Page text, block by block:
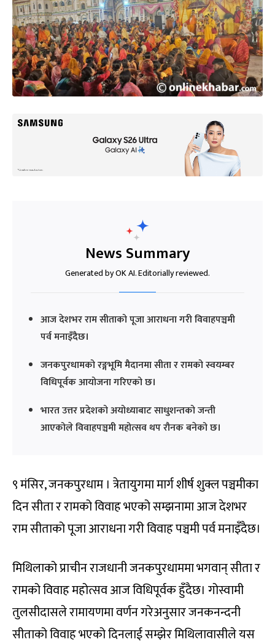
News Summary
Generated by OK AI. Editorially reviewed.
आज देशभर राम सीताको पूजा आराधना गरी विवाहपञ्चमी
पर्व मनाइँदैछ।
जनकपुरधामको रङ्गभूमि मैदानमा सीता र रामको स्वयम्बर
विधिपूर्वक आयोजना गरिएको छ।
भारत उत्तर प्रदेशको अयोध्याबाट साधुशन्तको जन्ती
आएकोले विवाहपञ्चमी महोत्सव थप रौनक बनेको छ।
९ मंसिर, जनकपुरधाम । त्रेतायुगमा मार्ग शीर्ष शुक्ल पञ्चमीका
दिन सीता र रामको विवाह भएको सम्झनामा आज देशभर
राम सीताको पूजा आराधना गरी विवाह पञ्चमी पर्व मनाइँदैछ।
मिथिलाको प्राचीन राजधानी जनकपुरधाममा भगवान् सीता र
रामको विवाह महोत्सव आज विधिपूर्वक हुँदैछ। गोस्वामी
तुलसीदासले रामायणमा वर्णन गरेअनुसार जनकनन्दनी
सीताको विवाह भएको दिनलाई सम्झेर मिथिलावासीले यस